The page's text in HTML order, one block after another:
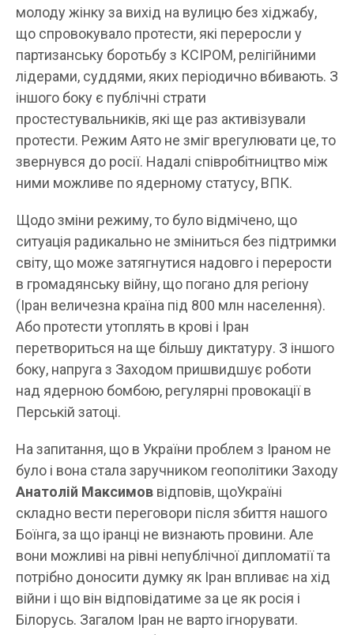
молоду жінку за вихід на вулицю без хіджабу,
що спровокувало протести, які переросли у
партизанську боротьбу з КСІРОМ, релігійними
лідерами, суддями, яких періодично вбивають. З
іншого боку є публічні страти
простестувальників, які ще раз активізували
протести. Режим Аято не зміг врегулювати це, то
звернувся до росії. Надалі співробітництво між
ними можливе по ядерному статусу, ВПК.
Щодо зміни режиму, то було відмічено, що
ситуація радикально не зміниться без підтримки
світу, що може затягнутися надовго і перерости
в громадянську війну, що погано для регіону
(Іран величезна країна під 800 млн населення).
Або протести утоплять в крові і Іран
перетвориться на ще більшу диктатуру. З іншого
боку, напруга з Заходом пришвидшує роботи
над ядерною бомбою, регулярні провокації в
Перській затоці.
На запитання, що в України проблем з Іраном не
було і вона стала заручником геополітики Заходу
Анатолій Максимов відповів, щоУкраїні
складно вести переговори після збиття нашого
Боїнга, за що іранці не визнають провини. Але
вони можливі на рівні непублічної дипломатії та
потрібно доносити думку як Іран впливає на хід
війни і що він відповідатиме за це як росія і
Білорусь. Загалом Іран не варто ігнорувати.